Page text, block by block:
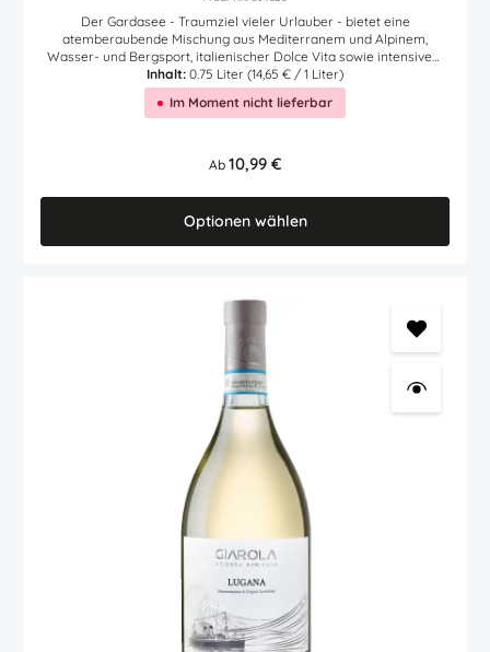
Der Gardasee - Traumziel vieler Urlauber - bietet eine
atemberaubende Mischung aus Mediterranem und Alpinem,
Wasser- und Bergsport, italienischer Dolce Vita sowie intensivem
Genuss. Und dabei darf guter Wein natürlich nicht fehlen. Der
bekannteste und wohl beliebteste ist der Lugana Weißwein vom
Südufer des Gardasees. Luca Formentini, Inhaber und Winemaker
Bianco begeistert: fruchtig trocken, säuremild und mit moderatem
Apfel und weiße Blüten. Passt hervorragend zu Antipasti, Fisch,
Meeresfrüchten, hellem Fleisch, Pasta, oder einfach nur so. Gerade
im Hochsommer eine köstliche Erfrischung aus Bella Italia! Lugana
Selva Capuzza: eleganter Lugana aus Desenzano del Garda
trinken. Hier zeigt sich einmal mehr, daß aufwendige Arbeit im
Weinberg auch schon in den Basisweinen mit hohen Qualitäten
belohnt wird. Der Lugana und seine besondere Authenzität. Im
Herbst von Hand geerntet, wird dieser Gardasee-Weißwein aus
besten Trauben der Rebsorte Trebbiano di Lugana vinifiziert. Seit
kurzem mit neuer, äußerst schöner Ausstattung, neuem
Flaschendesign und dem praktischen Drehverschluss
aufatmen: dieser Jahrgang bescherte den Weinbauern nicht nur
eine gute Ernte, sondern zudem auch reife und kerngesunde
Trauben. Also beste Voraussetzungen für einen guten Lugana
Weißwein. Die Trauben wurden nach der sanften Pressung bei
niedriger Temperatur und ausgewählten Hefen vergoren. In den
Wintermonaten verbleibt der "Lugana" im Edelstahltank. Im März
oder April (je nach Reifegrad) wird der Lugana Weißwein dann in
Flaschen abgefüllt und nach weiteren ein oder zwei Monaten der
Reife zum Verkauf angeboten. Der Weißwein Lugana passt
hervorragend als Aperitif, zu jeder Mahlzeit oder ist einfach nur so
Lugana den Zusatz "San Vigilio". Aufgrund der Namensgleichheit
Inhalt: 0.75 Liter (14,65 € / 1 Liter)
Im Moment nicht lieferbar
Regulärer Preis:
Ab 10,99 €
Optionen wählen